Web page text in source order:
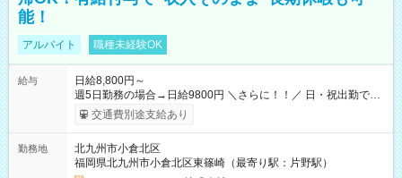
能！
アルバイト 職種未経験OK
給与
日給8,800円～
週5日勤務の場合→日給9800円 ＼さらに！！／ 日・祝出勤で＋
1，000円/日 になります♪ ◆交通費支給あり ※規定あり ◆賞与
あり ※規定あり ◆資格手当あり ◆最大15万円の定着支援制度
以上の社員に月1万円 ※有給休暇を除く ◆ファミリーサポート
あり ┗障害をもつ子を育てる社員に月1万円 ◆チャイルドサポー
交通費別途支給あり
勤務地
北九州市小倉北区
福岡県北九州市小倉北区東篠崎（最寄り駅：片野駅）